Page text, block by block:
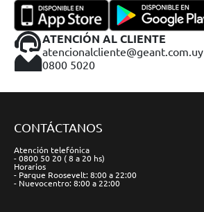
ATENCIÓN AL CLIENTE
atencionalcliente@geant.com.uy
0800 5020
CONTÁCTANOS
Atención telefónica
- 0800 50 20 ( 8 a 20 hs)
Horarios
- Parque Roosevelt: 8:00 a 22:00
- Nuevocentro: 8:00 a 22:00